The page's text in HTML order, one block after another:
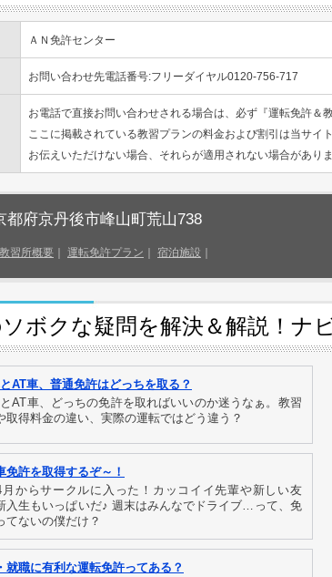
ＡＮ免許センター
お問い合わせ先電話番号:フリーダイヤル0120-756-717
お電話で直接お問い合わせされる場合は、必ず『運転免許＆
ここに掲載されている教習プランの料金および割引は当サイ
お伝えいただけない場合、それらが適用されない場合があり
都府京丹後市峰山町荒山738
教習所概要 運転免許プラン 宿泊施設
ボクな疑問を解決＆解説！ナ
AT車、普通免許はどっちを取る？
AT車、どっちの免許を取ればいいのか迷うなぁ。教習
取得料金の違い、実際の運転ではどう違う？
免許を取得するぞ～！
月からサークルに入った！カッコイイ先輩や新しい友
入生もいっぱいだ♪ 週末はみんなでドライブ…って、免
てないの僕だけ？
就職に有利な運転免許ってある？